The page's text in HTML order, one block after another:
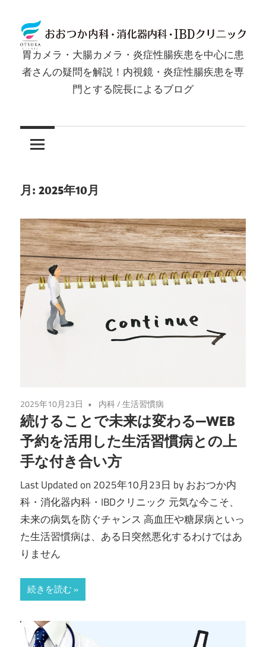
ン
テ
ン
ツ
キ
胃
メ
ラ・
大
腸
カ
メ
ラ・
性
腸
疾
患
｜
お
お
つ
か
胃カメラ・大腸カメラ・炎症性腸疾患を中心に患
者さんの疑問を解説！内視鏡・炎症性腸疾患を専
門とする院長によるブログ
月: 2025年10月
2025年10月23日 内科/生活習慣病
続けることで未来は変わる—WEB
予約を活用した生活習慣病との上
手な付き合い方
Last Updated on 2025年10月23日 by おおつか内
科・消化器内科・IBDクリニック 元気な今こそ、
未来の病気を防ぐチャンス 高血圧や糖尿病といっ
た生活習慣病は、ある日突然悪化するわけではあ
りません
続きを読む